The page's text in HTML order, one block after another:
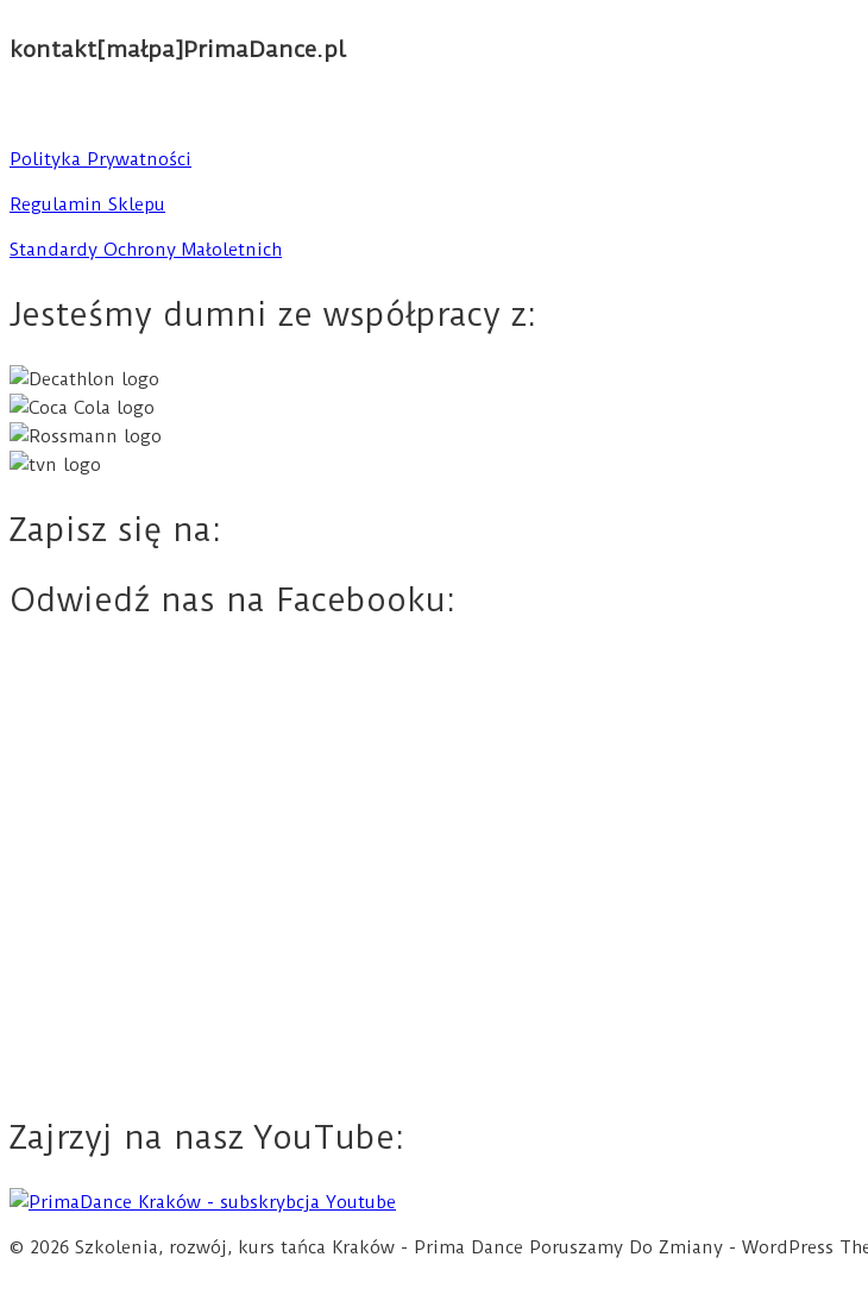
kontakt[małpa]PrimaDance.pl
Polityka Prywatności
Regulamin Sklepu
Standardy Ochrony Małoletnich
Jesteśmy dumni ze współpracy z:
Zapisz się na:
Odwiedź nas na Facebooku:
Zajrzyj na nasz YouTube:
© 2026 Szkolenia, rozwój, kurs tańca Kraków - Prima Dance Poruszamy Do Zmiany - WordPress